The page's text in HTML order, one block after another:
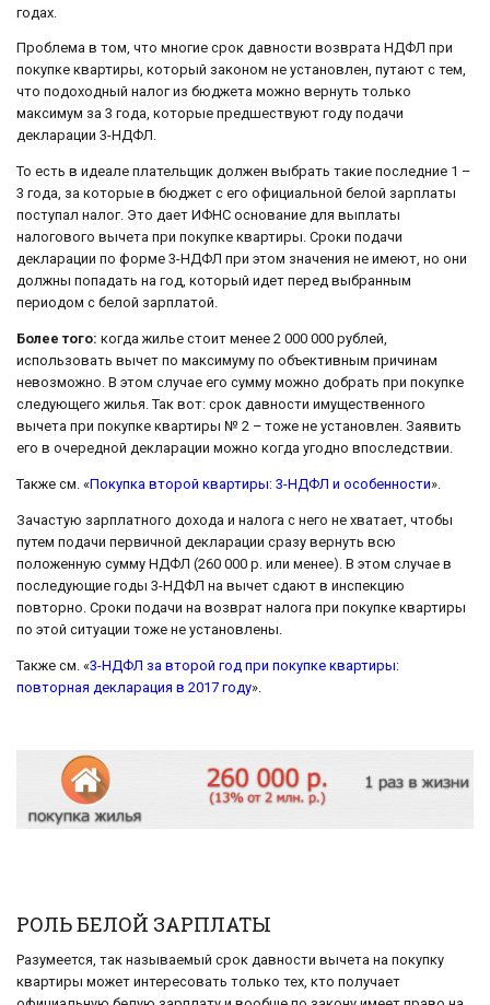
годах.
Проблема в том, что многие срок давности возврата НДФЛ при
покупке квартиры, который законом не установлен, путают с тем,
что подоходный налог из бюджета можно вернуть только
максимум за 3 года, которые предшествуют году подачи
декларации 3-НДФЛ.
То есть в идеале плательщик должен выбрать такие последние 1 –
3 года, за которые в бюджет с его официальной белой зарплаты
поступал налог. Это дает ИФНС основание для выплаты
налогового вычета при покупке квартиры. Сроки подачи
декларации по форме 3-НДФЛ при этом значения не имеют, но они
должны попадать на год, который идет перед выбранным
периодом с белой зарплатой.
Более того: когда жилье стоит менее 2 000 000 рублей,
использовать вычет по максимуму по объективным причинам
невозможно. В этом случае его сумму можно добрать при покупке
следующего жилья. Так вот: срок давности имущественного
вычета при покупке квартиры № 2 – тоже не установлен. Заявить
его в очередной декларации можно когда угодно впоследствии.
Также см. «Покупка второй квартиры: 3-НДФЛ и особенности».
Зачастую зарплатного дохода и налога с него не хватает, чтобы
путем подачи первичной декларации сразу вернуть всю
положенную сумму НДФЛ (260 000 р. или менее). В этом случае в
последующие годы 3-НДФЛ на вычет сдают в инспекцию
повторно. Сроки подачи на возврат налога при покупке квартиры
по этой ситуации тоже не установлены.
Также см. «3-НДФЛ за второй год при покупке квартиры:
повторная декларация в 2017 году».
РОЛЬ БЕЛОЙ ЗАРПЛАТЫ
Разумеется, так называемый срок давности вычета на покупку
квартиры может интересовать только тех, кто получает